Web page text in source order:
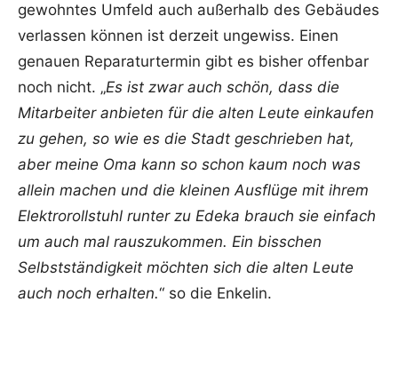
gewohntes Umfeld auch außerhalb des Gebäudes
verlassen können ist derzeit ungewiss. Einen
genauen Reparaturtermin gibt es bisher offenbar
noch nicht. „Es ist zwar auch schön, dass die
Mitarbeiter anbieten für die alten Leute einkaufen
zu gehen, so wie es die Stadt geschrieben hat,
aber meine Oma kann so schon kaum noch was
allein machen und die kleinen Ausflüge mit ihrem
Elektrorollstuhl runter zu Edeka brauch sie einfach
um auch mal rauszukommen. Ein bisschen
Selbstständigkeit möchten sich die alten Leute
auch noch erhalten.“ so die Enkelin.